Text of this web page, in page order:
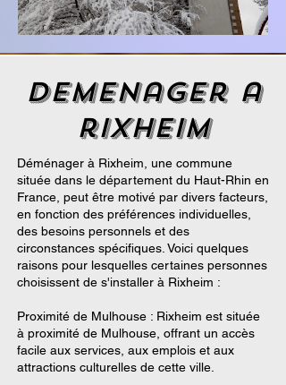
demenager a
rixheim
Déménager à Rixheim, une commune
située dans le département du Haut-Rhin en
France, peut être motivé par divers facteurs,
en fonction des préférences individuelles,
des besoins personnels et des
circonstances spécifiques. Voici quelques
raisons pour lesquelles certaines personnes
choisissent de s'installer à Rixheim :
Proximité de Mulhouse : Rixheim est située
à proximité de Mulhouse, offrant un accès
facile aux services, aux emplois et aux
attractions culturelles de cette ville.